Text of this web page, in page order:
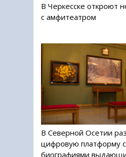
В Черкесске откроют
с амфитеатром
В Северной Осетии
цифровую платформу с
биографиями